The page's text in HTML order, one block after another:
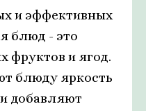
и эффективных
блюд - это
фруктов и ягод.
блюду яркость
добавляют